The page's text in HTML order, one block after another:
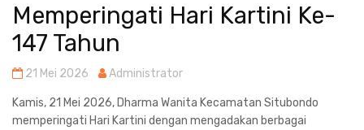
Memperingati Hari Kartini Ke-
147 Tahun
21 Mei 2026 Administrator
Kamis, 21 Mei 2026, Dharma Wanita Kecamatan Situbondo
memperingati Hari Kartini dengan mengadakan berbagai